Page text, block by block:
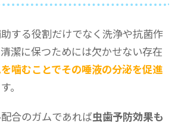
する役割だけでなく洗浄や抗菌作
潔に保つためには欠かせない存在
噛むことでその唾液の分泌を促進
。
合のガムであれば虫歯予防効果も